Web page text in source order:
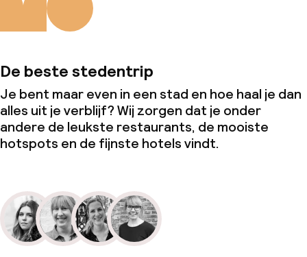
De beste stedentrip
Je bent maar even in een stad en hoe haal je dan
alles uit je verblijf? Wij zorgen dat je onder
andere de leukste restaurants, de mooiste
hotspots en de fijnste hotels vindt.